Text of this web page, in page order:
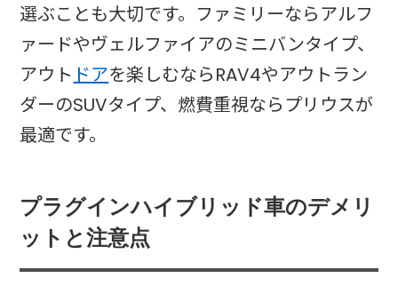
選ぶことも大切です。ファミリーならアルフ
ァードやヴェルファイアのミニバンタイプ、
アウト ドアを楽しむならRAV4やアウトラン
ダーのSUVタイプ、燃費重視ならプリウスが
最適です。​
プラグインハイブリッド車のデメリ
ットと注意点